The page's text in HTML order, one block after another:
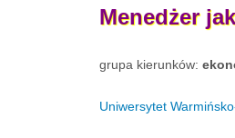
Menedżer
grupa kierunków:
Uniwersytet